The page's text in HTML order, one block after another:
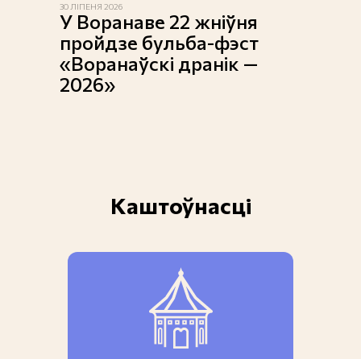
30 ЛІПЕНЯ 2026
У Воранаве 22 жніўня
пройдзе бульба-фэст
«Воранаўскі дранік —
2026»
Каштоўнасці